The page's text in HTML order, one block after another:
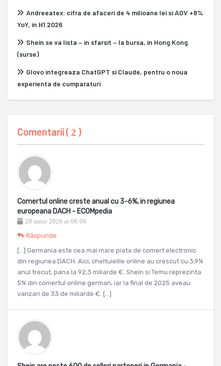
Andreeatex: cifra de afaceri de 4 milioane lei si AOV +8%
YoY, in H1 2026
Shein se va lista – in sfarsit – la bursa, in Hong Kong
(surse)
Glovo integreaza ChatGPT si Claude, pentru o noua
experienta de cumparaturi
Comentarii ( 2 )
Comertul online creste anual cu 3-6%, in regiunea
europeana DACH - ECOMpedia
28 iunie 2026 at 08:00
Răspunde
[…] Germania este cea mai mare piata de comert electronic
din regiunea DACH. Aici, cheltuielile online au crescut cu 3,9%
anul trecut, pana la 92,3 miliarde €. Shein si Temu reprezinta
5% din comertul online german, iar la final de 2025 aveau
vanzari de 33 de miliarde €. […]